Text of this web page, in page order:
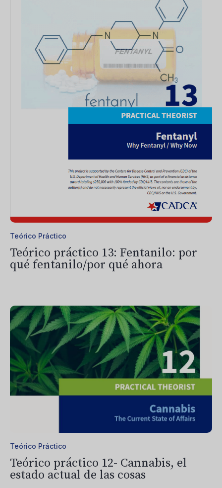
Teórico Práctico
Teórico práctico 13: Fentanilo: por
qué fentanilo/por qué ahora
Teórico Práctico
Teórico práctico 12- Cannabis, el
estado actual de las cosas